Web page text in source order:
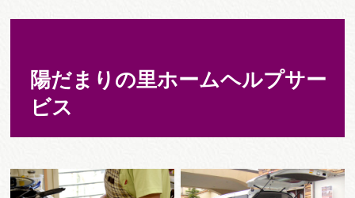
陽だまりの里ホームヘルプサー
ビス